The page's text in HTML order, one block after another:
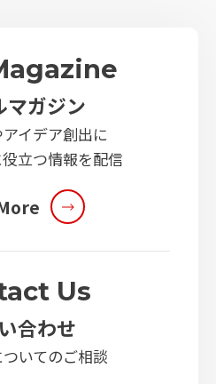
マガジン
イデア創出に
立つ情報を配信
Us
合わせ
いてのご相談